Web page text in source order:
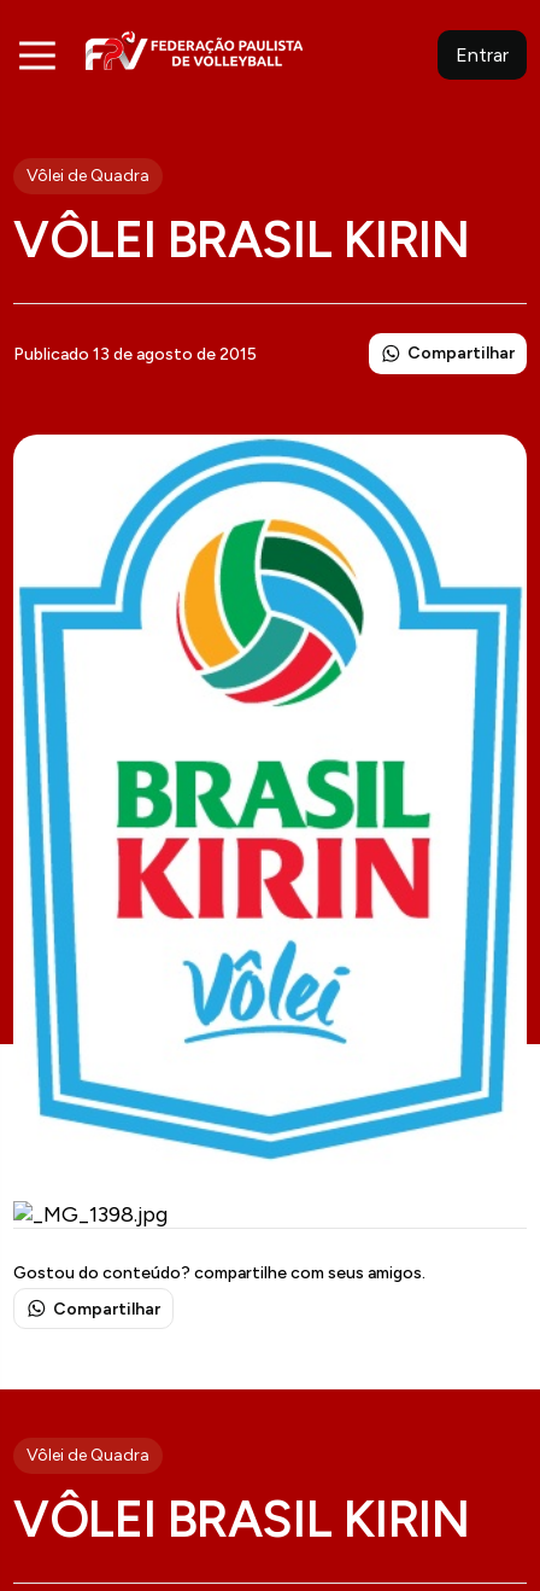
Entrar
Vôlei de Quadra
VÔLEI BRASIL KIRIN
Publicado 13 de agosto de 2015 Compartilhar
Gostou do conteúdo? compartilhe com seus amigos.
Compartilhar
Vôlei de Quadra
VÔLEI BRASIL KIRIN